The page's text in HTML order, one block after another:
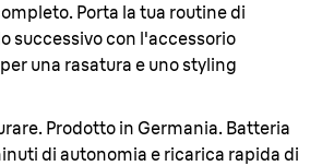
Porta la tua routine di
successivo con l'accessorio
una rasatura e uno styling
Prodotto in Germania. Batteria
di autonomia e ricarica rapida di